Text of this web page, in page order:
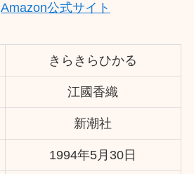
Amazon公式サイト
きらきらひかる
江國香織
新潮社
1994年5月30日